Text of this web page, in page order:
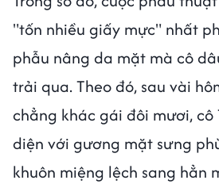
"tốn nhiều giấy mực" nhất
phẫu nâng da mặt mà cô
trải qua. Theo đó, sau vài
chẳng khác gái đôi mươi, cô
diện với gương mặt sưng
khuôn miệng lệch sang hẳn